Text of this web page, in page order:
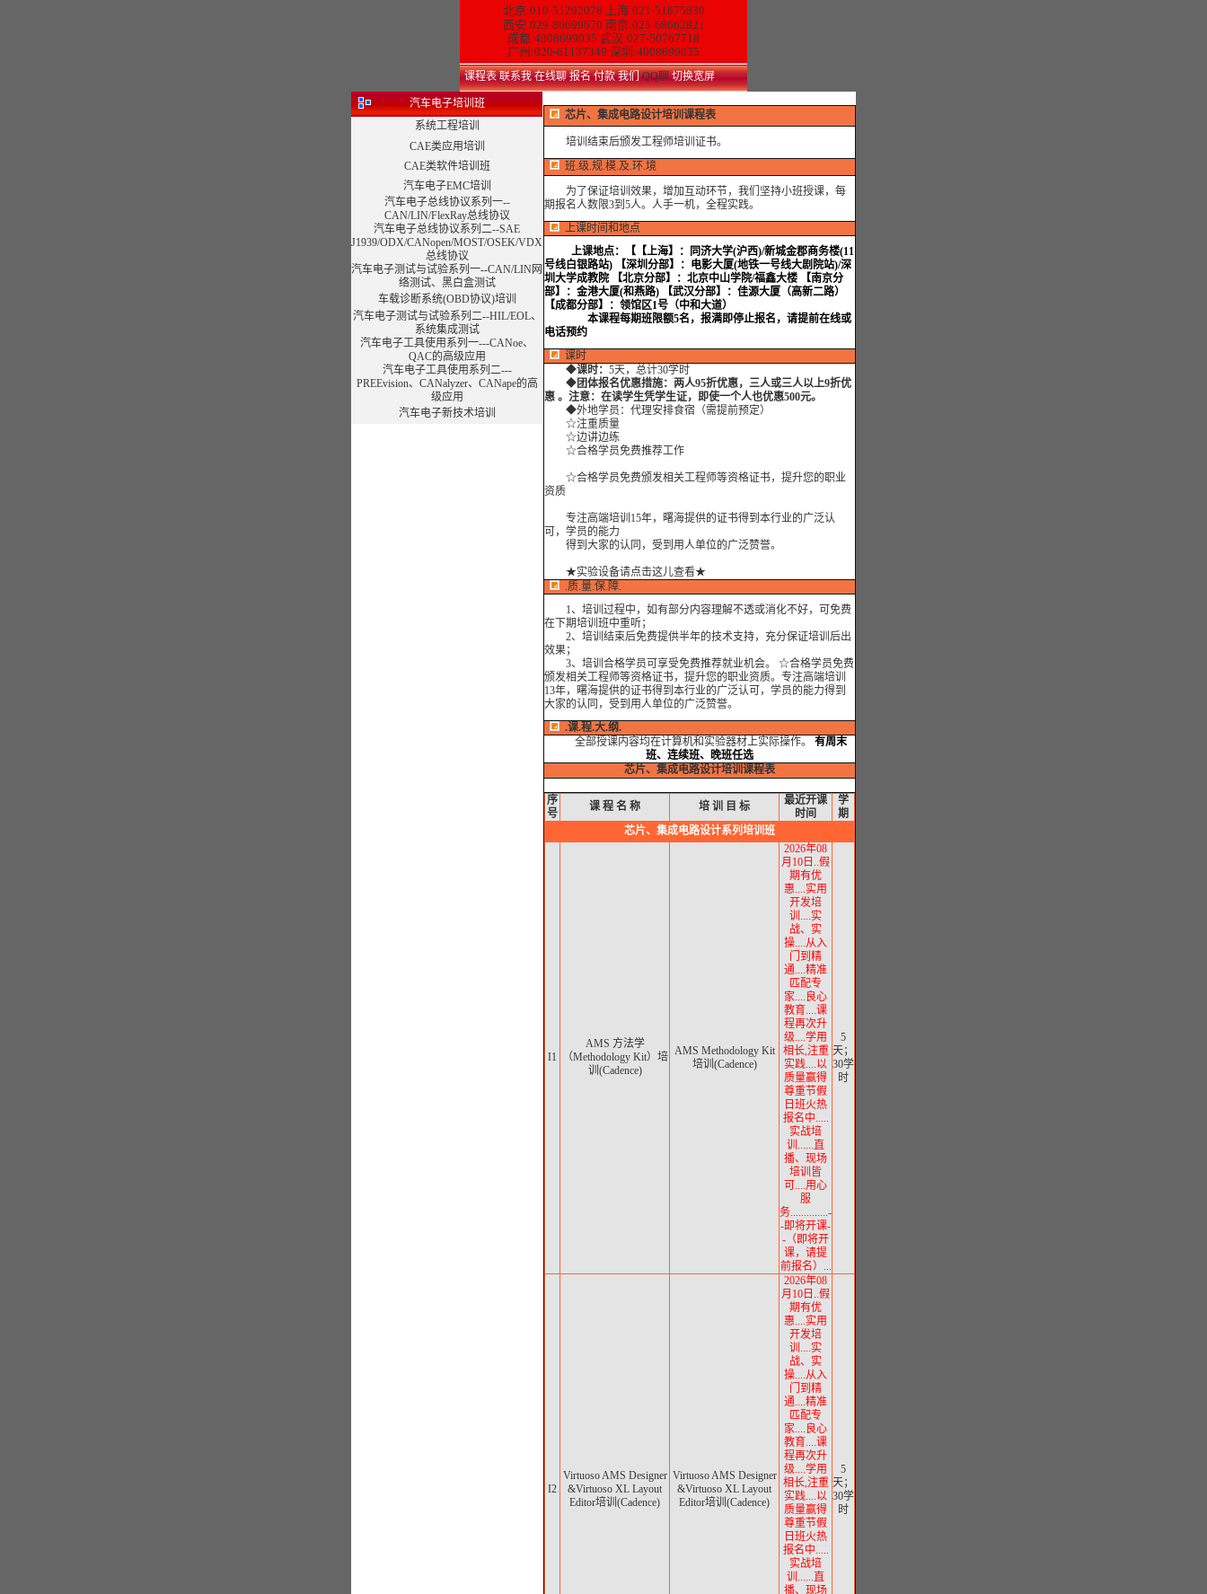
北京:010-51292078
上海:021-51875830
西安:029-86699670 南京:025-68662821
成都:4008699035 武汉:027-50767718
广州:020-61137349 深圳:4008699035
课程表 联系我 在线聊 报名 付款 我们 QQ聊切换宽屏
汽车电子培训班
系统工程培训
CAE类应用培训
CAE类软件培训班
汽车电子EMC培训
汽车电子总线协议系列一--
CAN/LIN/FlexRay总线协议
汽车电子总线协议系列二--SAE
J1939/ODX/CANopen/MOST/OSEK/VDX
总线协议
汽车电子测试与试验系列一--CAN/LIN网
络测试、黑白盒测试
车载诊断系统(OBD协议)培训
汽车电子测试与试验系列二--HIL/EOL、
系统集成测试
汽车电子工具使用系列一---CANoe、
QAC的高级应用
汽车电子工具使用系列二---
PREEvision、CANalyzer、CANape的高
级应用
汽车电子新技术培训
芯片、集成电路设计培训课程表
培训结束后颁发工程师培训证书。
班.级.规.模.及.环.境
为了保证培训效果，增加互动环节，我们坚持小班授课，每
期报名人数限3到5人。人手一机，全程实践。
上课时间和地点
上课地点：
【【上海】：同济大学(沪西)/新城金郡商务楼(11
号线白银路站) 【深圳分部】：电影大厦(地铁一号线大剧院站)/深
圳大学成教院 【北京分部】：北京中山学院/福鑫大楼 【南京分
部】：金港大厦(和燕路) 【武汉分部】：佳源大厦（高新二路）
【成都分部】：领馆区1号（中和大道）
本课程每期班限额5名，报满即停止报名，请提前在线或
电话预约
课时
◆课时： 5天，总计30学时
◆团体报名优惠措施：两人95折优惠，三人或三人以上9折优
惠 。注意：在读学生凭学生证，即使一个人也优惠500元。
◆外地学员：代理安排食宿（需提前预定）
☆注重质量
☆边讲边练
☆合格学员免费推荐工作
☆合格学员免费颁发相关工程师等资格证书，提升您的职业
资质
专注高端培训15年，曙海提供的证书得到本行业的广泛认
可，学员的能力
得到大家的认同，受到用人单位的广泛赞誉。
★实验设备请点击这儿查看★
.质.量.保.障.
1、培训过程中，如有部分内容理解不透或消化不好，可免费
在下期培训班中重听；
2、培训结束后免费提供半年的技术支持，充分保证培训后出
效果；
3、培训合格学员可享受免费推荐就业机会。 ☆合格学员免费
颁发相关工程师等资格证书，提升您的职业资质。专注高端培训
13年，曙海提供的证书得到本行业的广泛认可，学员的能力得到
大家的认同，受到用人单位的广泛赞誉。
.课.程.大.纲.
全部授课内容均在计算机和实验器材上实际操作。
有周末
班、连续班、晚班任选
芯片、集成电路设计培训课程表
序
号
课 程 名 称 培 训 目 标
最近开课
时间
学
期
芯片、集成电路设计系列培训班
I1
AMS 方法学
（Methodology Kit）培
训(Cadence)
AMS Methodology Kit
培训(Cadence)
2026年08
月10日..假
期有优
惠....实用
开发培
训....实
战、实
操....从入
门到精
通....精准
匹配专
家....良心
教育....课
程再次升
级....学用
相长,注重
实践....以
质量赢得
尊重节假
日班火热
报名中.....
实战培
训......直
播、现场
培训皆
可....用心
服
务..............-
-即将开课-
-（即将开
课，请提
前报名）...
5
天；
30学
时
I2
Virtuoso AMS Designer
&Virtuoso XL Layout
Editor培训(Cadence)
Virtuoso AMS Designer
&Virtuoso XL Layout
Editor培训(Cadence)
2026年08
月10日..假
期有优
惠....实用
开发培
训....实
战、实
操....从入
门到精
通....精准
匹配专
家....良心
教育....课
程再次升
级....学用
相长,注重
实践....以
质量赢得
尊重节假
日班火热
报名中.....
实战培
训......直
播、现场
5
天；
30学
时